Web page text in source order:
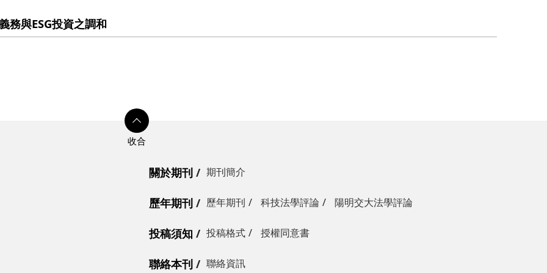
務與ESG投資之調和
關於期刊 期刊簡介
歷年期刊 歷年期刊 科技法學評論 陽明交大法學評論
投稿須知 投稿格式 授權同意書
聯絡本刊 聯絡資訊